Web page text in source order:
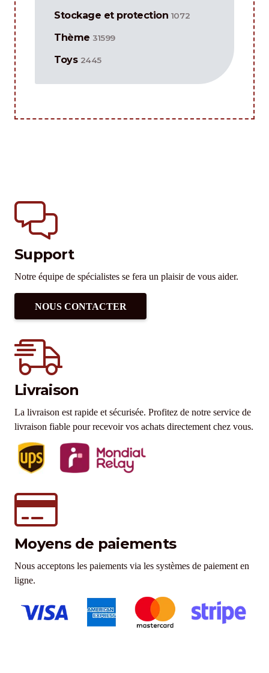
Stockage et protection 1072
Thème 31599
Toys 2445
Support
Notre équipe de spécialistes se fera un plaisir de vous aider.
NOUS CONTACTER
Livraison
La livraison est rapide et sécurisée. Profitez de notre service de
livraison fiable pour recevoir vos achats directement chez vous.
Moyens de paiements
Nous acceptons les paiements via les systèmes de paiement en
ligne.